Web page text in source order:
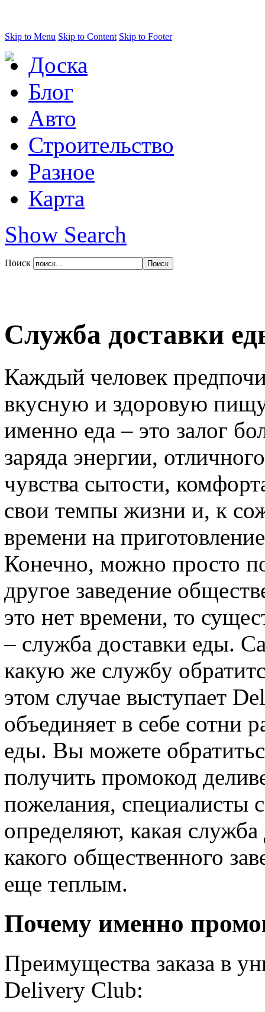
Skip to Menu Skip to Content Skip to Footer
Доска
Блог
Авто
Строительство
Разное
Карта
Show Search
Поиск
Служба доставки
Каждый человек
вкусную и здоровую
именно еда – это залог
заряда энергии,
чувства сытости,
свои темпы жизни и, к
времени на
Конечно, можно просто
другое заведение
это нет времени, то
– служба доставки еды.
какую же службу
этом случае выступает
объединяет в себе сотни
еды. Вы можете
получить промокод
пожелания, специалисты
определяют, какая
какого общественного
еще теплым.
Почему именно
Преимущества заказа в
Delivery Club: